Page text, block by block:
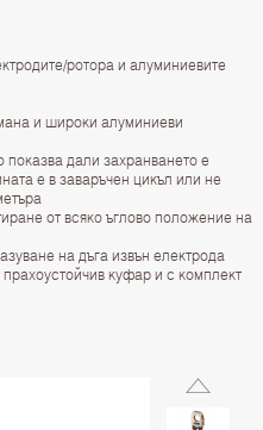
ротора и алуминиевите
и широки алуминиеви
показва дали захранването е
е в заваръчен цикъл или не
от всяко ъглово положение на
на дъга извън електрода
куфар и с комплект